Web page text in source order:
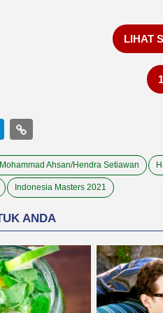
LIHAT
1
Mohammad Ahsan/Hendra Setiawan
Indonesia Masters 2021